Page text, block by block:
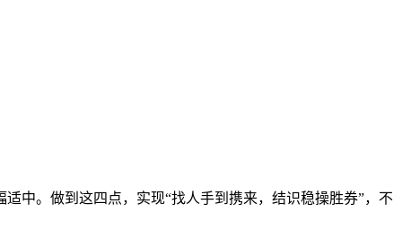
中。做到这四点，实现“找人手到携来，结识稳操胜券”，不